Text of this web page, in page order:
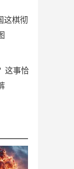
这棋彻
这事恰